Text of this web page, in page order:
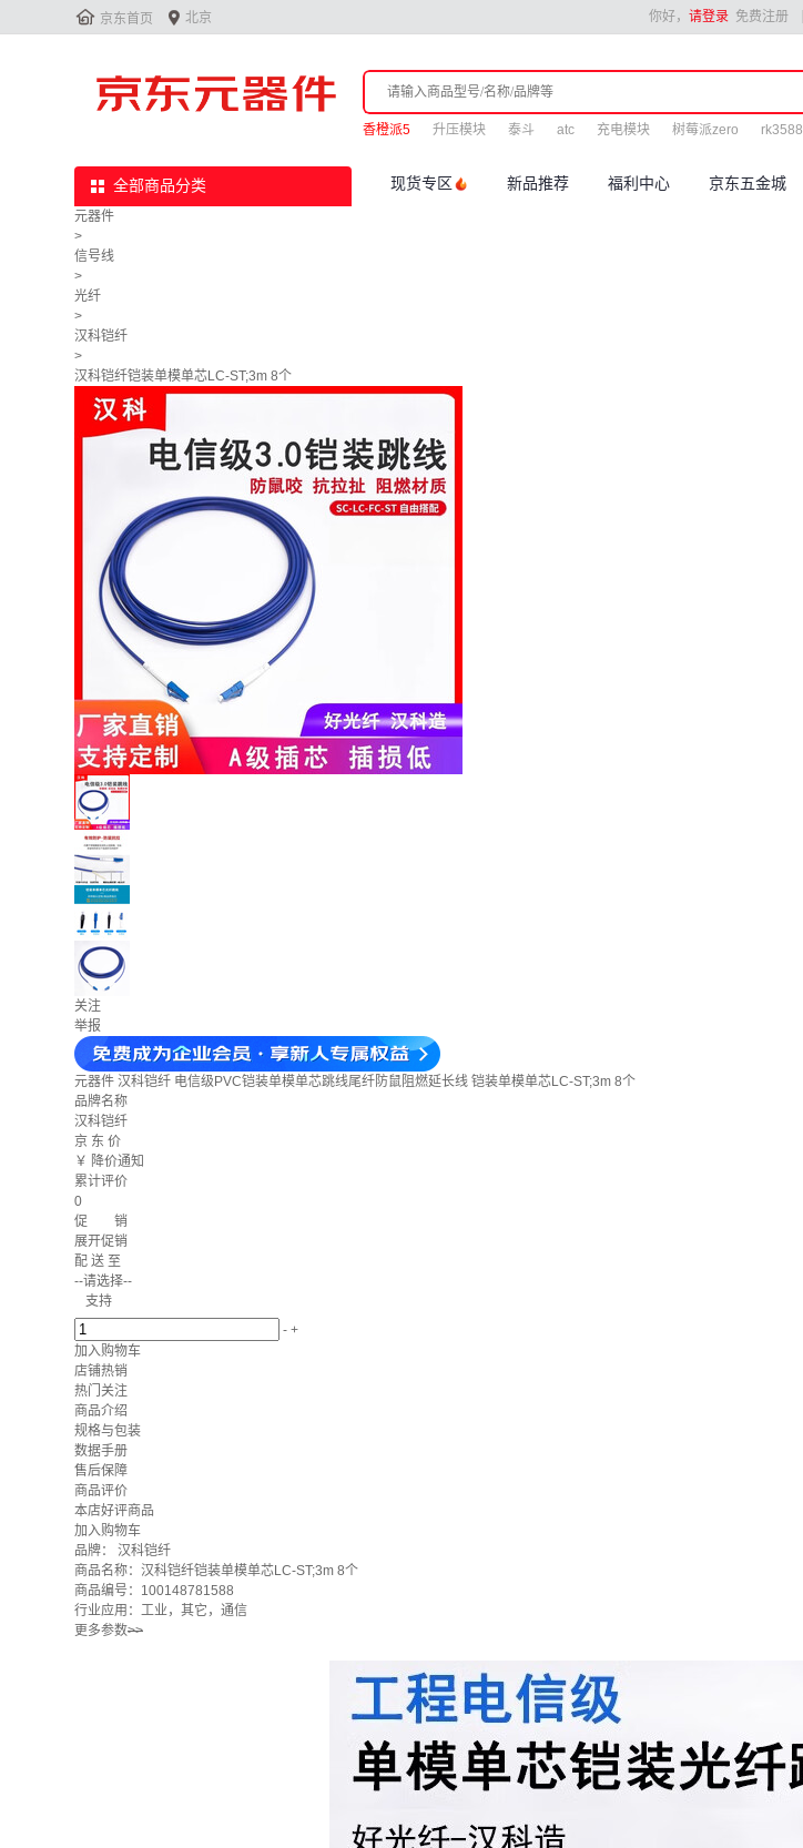
 京东首页  北京 你好， 请登录 免费注册
香橙派5 升压模块 泰斗 atc 充电模块 树莓派zero rk3588
全部商品分类 现货专区 新品推荐 福利中心 京东五金城
元器件
>
信号线
>
光纤
>
汉科铠纤
>
汉科铠纤铠装单模单芯LC-ST;3m 8个
关注
举报
元器件 汉科铠纤 电信级PVC铠装单模单芯跳线尾纤防鼠阻燃延长线 铠装单模单芯LC-ST;3m 8个
品牌名称
汉科铠纤
京 东 价
￥ 降价通知
累计评价
0
促 销
展开促销
配 送 至
--请选择--
支持
- +
加入购物车
店铺热销
热门关注
商品介绍
规格与包装
数据手册
售后保障
商品评价
本店好评商品
加入购物车
品牌： 汉科铠纤
商品名称：汉科铠纤铠装单模单芯LC-ST;3m 8个
商品编号：100148781588
行业应用：工业，其它，通信
更多参数>>